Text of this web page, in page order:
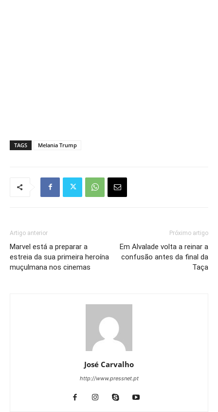
TAGS Melania Trump
Artigo anterior
Marvel está a preparar a
estreia da sua primeira heroína
muçulmana nos cinemas
Próximo artigo
Em Alvalade volta a reinar a
confusão antes da final da
Taça
José Carvalho
http://www.pressnet.pt